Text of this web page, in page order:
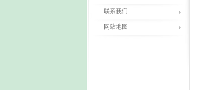
联系我们
网站地图